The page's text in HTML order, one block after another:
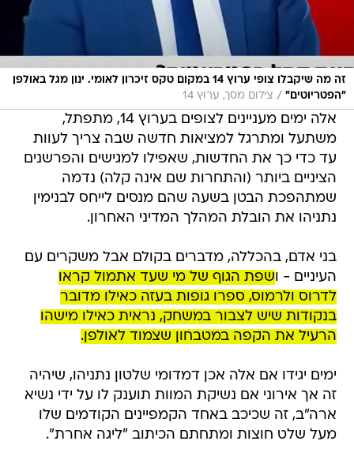
זה מה שיקבלו צופי ערוץ 14 במקום טקס זיכרון לאומי. ינון מגל באולפן
"הפטריוטים" / צילום מסך, ערוץ 14
אלה ימים מעניינים לצופים בערוץ 14, מתפתל,
משתעל ומתרגל למציאות חדשה שבה צריך לעוות
עד כדי כך את החדשות, שאפילו למגישים והפרשנים
הציניים ביותר (והתחרות שם אינה קלה) נדמה
שמתהפכת הבטן בשעה שהם מנסים לייחס לבנימין
נתניהו את הובלת המהלך המדיני האחרון.
בני אדם, בהכללה, מדברים בקולם אבל משקרים עם
העיניים - ושפת הגוף של מי שעד אתמול קראו
לדרוס ולרמוס, ספרו גופות בעזה כאילו מדובר
בנקודות שיש לצבור במשחק, נראית כאילו מישהו
הרעיל את הקפה במטבחון שצמוד לאולפן.
ימים יגידו אם אלה אכן דמדומי שלטון נתניהו, שיהיה
זה אך אירוני אם נשיקת המוות תוענק לו על ידי נשיא
ארה"ב, זה שכיכב באחד הקמפיינים הקודמים שלו
מעל שלט חוצות ומתחתם הכיתוב "ליגה אחרת".